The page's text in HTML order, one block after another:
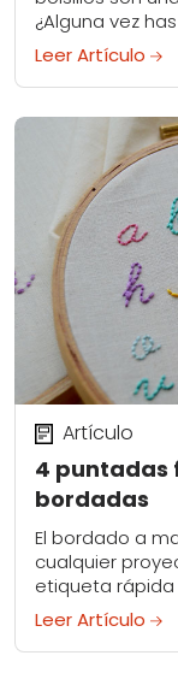
¿Alguna vez
vestidos en tu
Leer Artículo
4 puntadas
bordadas
Artículo
El bordado a
cualquier
etiqueta
favorita para
Leer Artículo